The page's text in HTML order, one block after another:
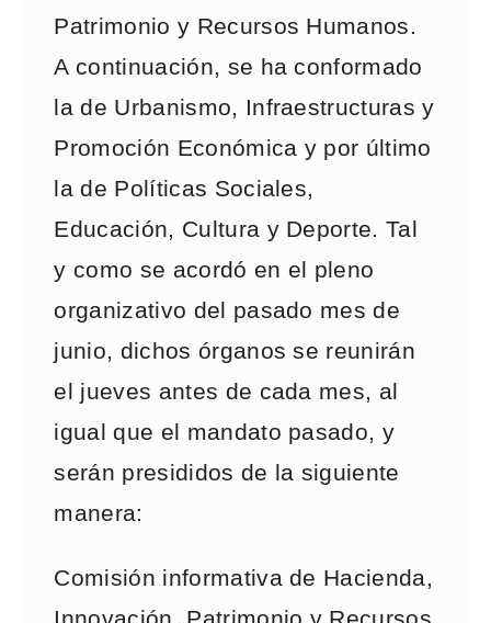
Patrimonio y Recursos Humanos.
A continuación, se ha conformado
la de Urbanismo, Infraestructuras y
Promoción Económica y por último
la de Políticas Sociales,
Educación, Cultura y Deporte. Tal
y como se acordó en el pleno
organizativo del pasado mes de
junio, dichos órganos se reunirán
el jueves antes de cada mes, al
igual que el mandato pasado, y
serán presididos de la siguiente
manera:
Comisión informativa de Hacienda,